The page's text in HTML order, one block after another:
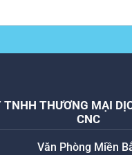
TNHH THƯƠNG MẠI
CNC
Văn Phòng Miền